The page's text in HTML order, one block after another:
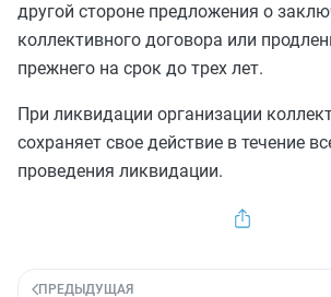
другой стороне предложения о
коллективного договора или
прежнего на срок до трех лет.
При ликвидации организации
сохраняет свое действие в течение
проведения ликвидации.
ПРЕДЫДУЩАЯ